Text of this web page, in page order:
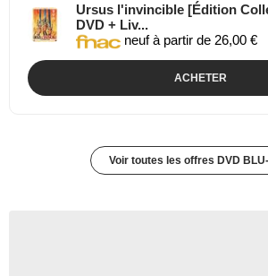
Ursus l'invincible [Édition
DVD + Liv...
neuf à partir de 26,00 €
ACHETER
Voir toutes les offres DVD